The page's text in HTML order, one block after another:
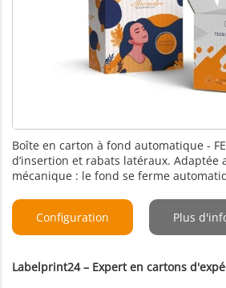
Boîte en carton à fond automatique -
d’insertion et rabats latéraux. Adaptée
mécanique : le fond se ferme
Configuration Plus
Labelprint24 – Expert en cartons